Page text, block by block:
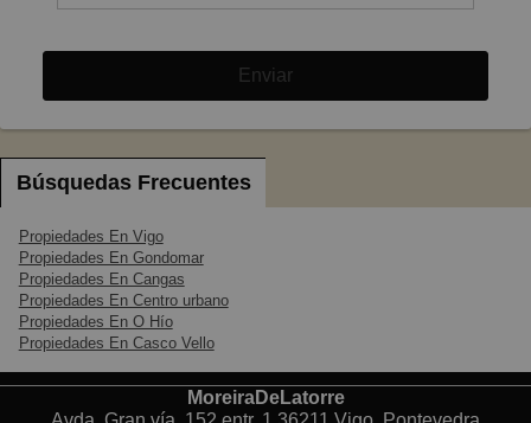
Enviar
Búsquedas Frecuentes
Propiedades En Vigo
Propiedades En Gondomar
Propiedades En Cangas
Propiedades En Centro urbano
Propiedades En O Hío
Propiedades En Casco Vello
MoreiraDeLatorre